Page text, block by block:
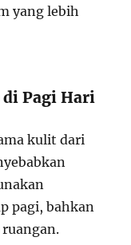
yang lebih
di Pagi Hari
kulit dari
pagi, bahkan